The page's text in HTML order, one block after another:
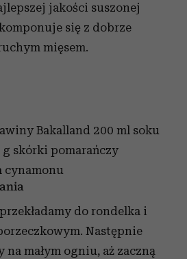
jakości suszonej
się z dobrze
mięsem.
Bakalland 200 ml soku
g skórki pomarańczy
cynamonu
do rondelka i
Następnie
małym ogniu, aż zaczną